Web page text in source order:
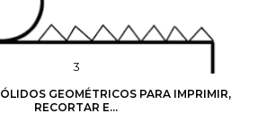
GEOMÉTRICOS PARA IMPRIMIR,
RECORTAR E...